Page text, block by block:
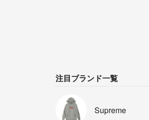
注目ブランド一覧
Supreme